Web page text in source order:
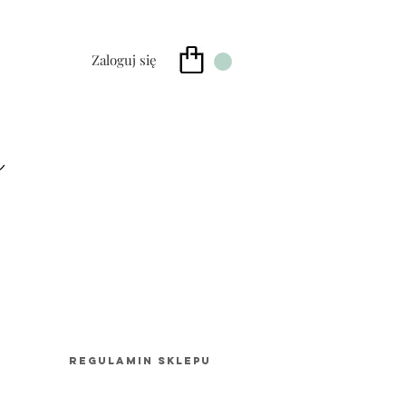
Zaloguj się
REGULAMIN SKLEPU